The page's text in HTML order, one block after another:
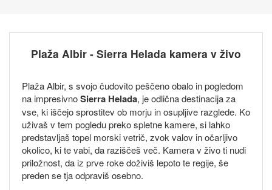
Plaža Albir - Sierra Helada kamera v živo
Plaža Albir, s svojo čudovito peščeno obalo in pogledom
na impresivnoSierra Helada, je odlična destinacija za
vse, ki iščejo sprostitev ob morju in osupljive razglede. Ko
uživaš v tem pogledu preko spletne kamere, si lahko
predstavljaš topel morski vetrič, zvok valov in očarljivo
okolico, ki te vabi, da raziščeš več. Kamera v živo ti nudi
priložnost, da iz prve roke doživiš lepoto te regije, še
preden se tja odpraviš osebno.